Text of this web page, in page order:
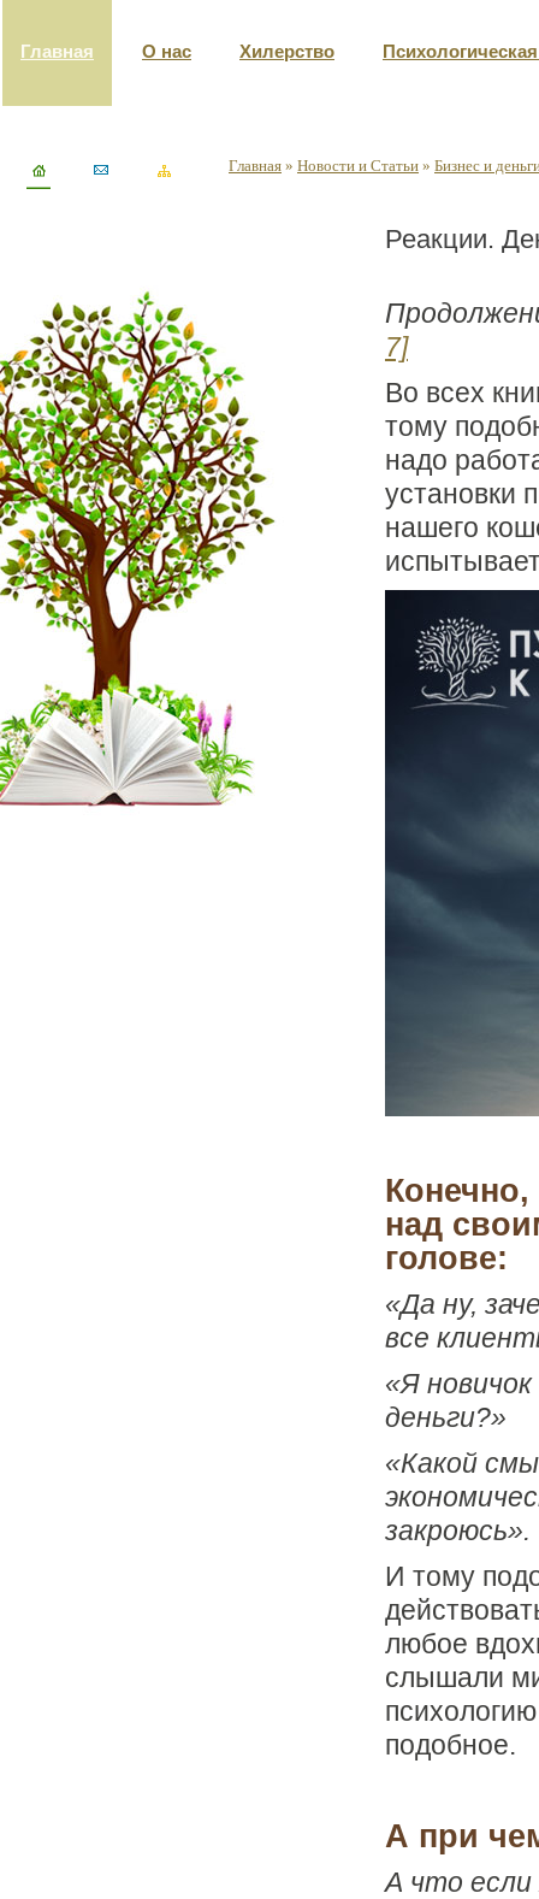
Главная О нас Хилерство
Главная » Новости и Статьи » Бизнес и
Реакции.
7]
Во всех
тому
надо
установки
нашего
Конечно,
над
голове:
«Да ну,
все
«Я
деньги?»
«Какой
закроюсь».
И тому
любое
слышали
подобное.
А при
А что если